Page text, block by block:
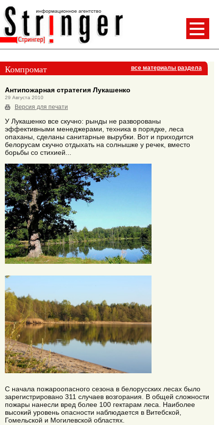
Компромат все материалы раздела
Антипожарная стратегия Лукашенко
29 Августа 2010
Версия для печати
У Лукашенко все скучно: рынды не разворованы
эффективными менеджерами, техника в порядке, леса
опаханы, сделаны санитарные вырубки. Вот и приходится
белорусам скучно отдыхать на солнышке у речек, вместо
борьбы со стихией...
С начала пожароопасного сезона в белорусских лесах было
зарегистрировано 311 случаев возгорания. В общей сложности
пожары нанесли вред более 100 гектарам леса. Наиболее
высокий уровень опасности наблюдается в Витебской,
Гомельской и Могилевской областях.